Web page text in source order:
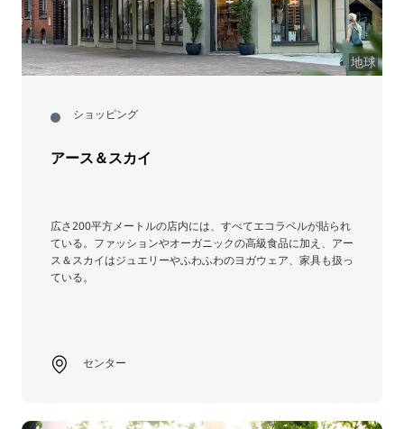
地球
ショッピング
アース＆スカイ
広さ200平方メートルの店内には、すべてエコラベルが貼られ
ている。ファッションやオーガニックの高級食品に加え、アー
ス＆スカイはジュエリーやふわふわのヨガウェア、家具も扱っ
ている。
センター